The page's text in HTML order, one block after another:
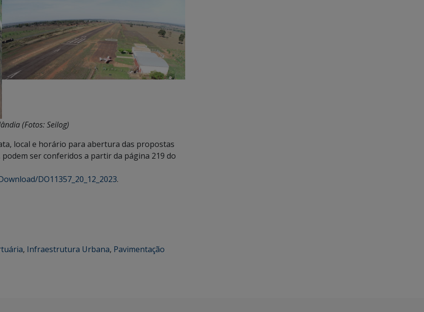
(Fotos: Seilog)
local e horário para abertura das propostas
ser conferidos a partir da página 219 do
DO11357_20_12_2023.
, Infraestrutura Urbana, Pavimentação